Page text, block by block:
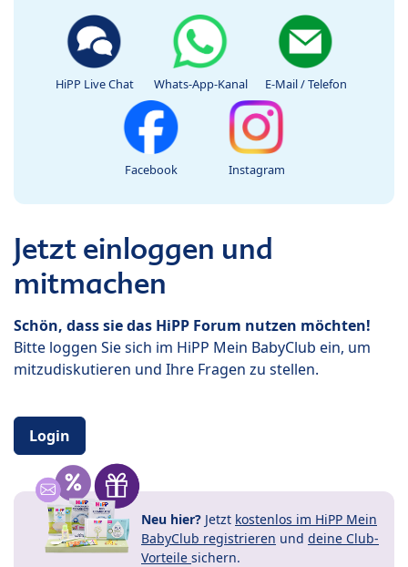
HiPP Live Chat Whats-App-Kanal E-Mail / Telefon
Facebook Instagram
Jetzt einloggen und
mitmachen
Schön, dass sie das HiPP Forum nutzen möchten!
Bitte loggen Sie sich im HiPP Mein BabyClub ein, um
mitzudiskutieren und Ihre Fragen zu stellen.
Login
Neu hier? Jetzt kostenlos im HiPP Mein
BabyClub registrieren und deine Club-
Vorteile sichern.